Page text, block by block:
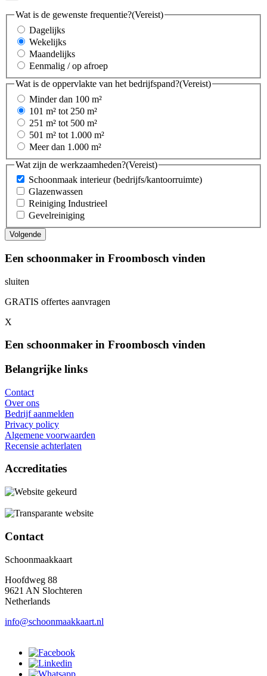
Wat is de gewenste frequentie?(Vereist)
Dagelijks
Wekelijks
Maandelijks
Eenmalig / op afroep
Wat is de oppervlakte van het bedrijfspand?(Vereist)
Minder dan 100 m²
101 m² tot 250 m²
251 m² tot 500 m²
501 m² tot 1.000 m²
Meer dan 1.000 m²
Wat zijn de werkzaamheden?(Vereist)
Schoonmaak interieur (bedrijfs/kantoorruimte)
Glazenwassen
Reiniging Industrieel
Gevelreiniging
Een schoonmaker in Froombosch vinden
sluiten
GRATIS offertes aanvragen
X
Een schoonmaker in Froombosch vinden
Belangrijke links
Contact
Over ons
Bedrijf aanmelden
Privacy policy
Algemene voorwaarden
Recensie achterlaten
Accreditaties
Contact
Schoonmaakkaart
Hoofdweg 88
9621 AN Slochteren
Netherlands
info@schoonmaakkaart.nl